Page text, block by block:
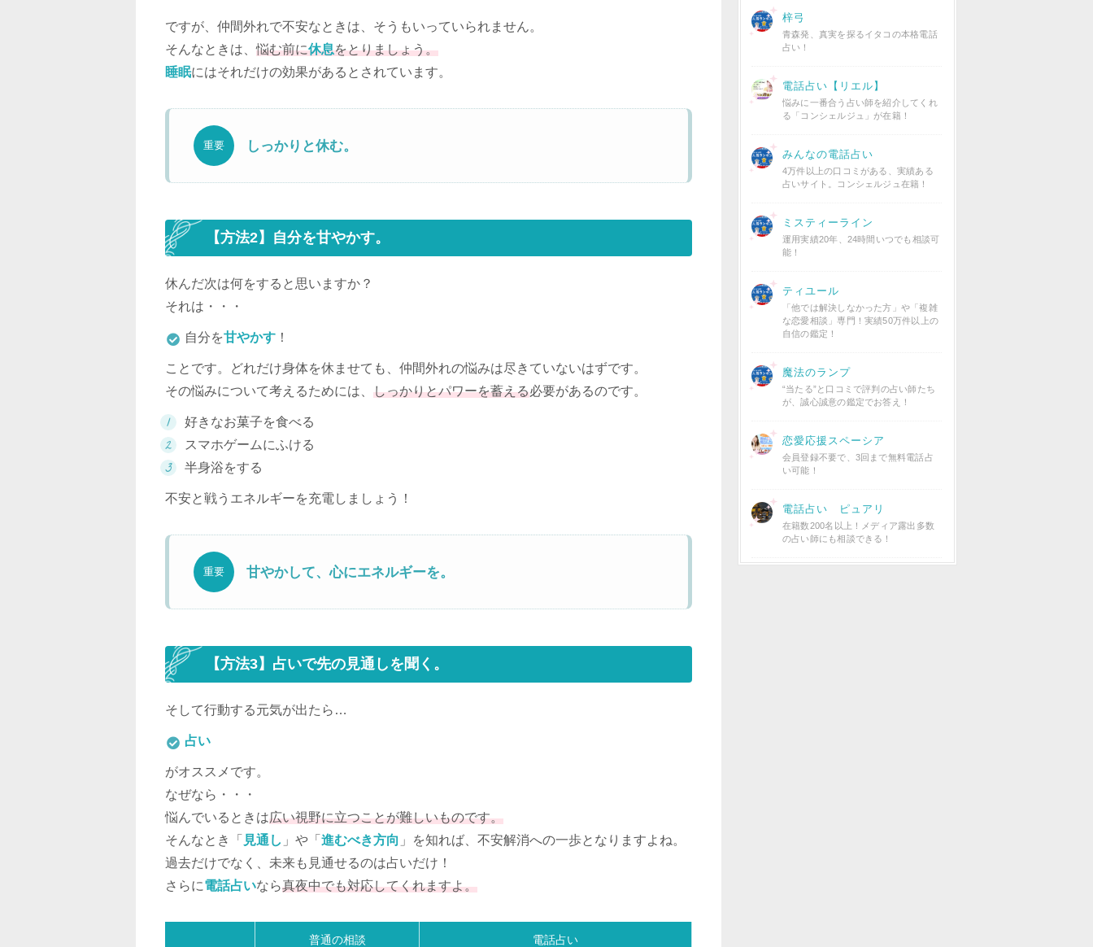
ですが、仲間外れで不安なときは、そうもいっていられません。
そんなときは、悩む前に休息をとりましょう。
睡眠にはそれだけの効果があるとされています。
重要 しっかりと休む。
【方法2】自分を甘やかす。
休んだ次は何をすると思いますか？
それは・・・
自分を甘やかす ！
ことです。どれだけ身体を休ませても、仲間外れの悩みは尽きていないはずです。
その悩みについて考えるためには、 しっかりとパワーを蓄える必要があるのです。
好きなお菓子を食べる
スマホゲームにふける
半身浴をする
不安と戦うエネルギーを充電しましょう！
重要 甘やかして、心にエネルギーを。
【方法3】占いで先の見通しを聞く。
そして行動する元気が出たら…
占い
がオススメです。
なぜなら・・・
悩んでいるときは広い視野に立つことが難しいものです。
そんなとき「 見通し 」や「 進むべき方向 」を知れば、不安解消への一歩となりますよね。
過去だけでなく、未来も見通せるのは占いだけ！
さらに電話占いなら真夜中でも対応してくれますよ。
普通の相談 電話占い
梓弓
青森発、真実を探るイタコの本格電話
占い！
電話占い【リエル】
悩みに一番合う占い師を紹介してくれ
る「コンシェルジュ」が在籍！
みんなの電話占い
4万件以上の口コミがある、実績ある
占いサイト。コンシェルジュ在籍！
ミスティーライン
運用実績20年、24時間いつでも相談可
能！
ティユール
「他では解決しなかった方」や「複雑
な恋愛相談」専門！実績50万件以上の
自信の鑑定！
魔法のランプ
“当たる”と口コミで評判の占い師たち
が、誠心誠意の鑑定でお答え！
恋愛応援スペーシア
会員登録不要で、3回まで無料電話占
い可能！
電話占い ピュアリ
在籍数200名以上！メディア露出多数
の占い師にも相談できる！